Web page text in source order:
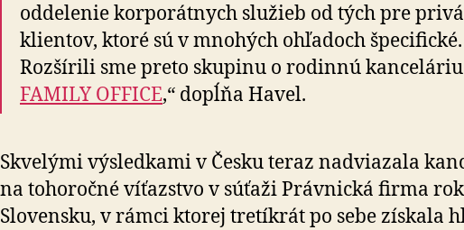
oddelenie korporátnych služieb od tých pre
klientov, ktoré sú v mnohých ohľadoch špecifické.
Rozšírili sme preto skupinu o rodinnú kanceláriu
FAMILY OFFICE,“ dopĺňa Havel.
Skvelými výsledkami v Česku teraz nadviazala
na tohoročné víťazstvo v súťaži Právnická firma
Slovensku, v rámci ktorej tretíkrát po sebe získala